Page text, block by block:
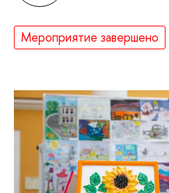
Мероприятие завершено